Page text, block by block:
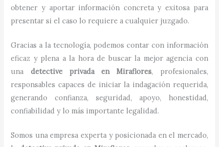
obtener y aportar información concreta y exitosa para
presentar si el caso lo requiere a cualquier juzgado.
Gracias a la tecnología, podemos contar con información
eficaz y plena a la hora de buscar la mejor agencia con
una detective privadaenMiraflores, profesionales,
responsables capaces de iniciar la indagación requerida,
generando confianza, seguridad, apoyo, honestidad,
confiabilidad y lo más importante legalidad.
Somos una empresa experta y posicionada en el mercado,